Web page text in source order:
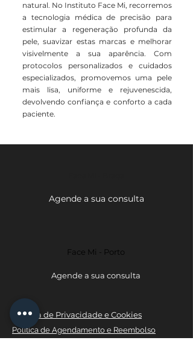
natural. No Instituto Face Mi, recorremos
a tecnologia médica de precisão para
estimular a regeneração profunda da
pele, suavizar estas marcas e melhorar
visivelmente a sua aparência. Com
protocolos personalizados e cuidados
especializados, promovemos uma pele
mais lisa, uniforme e rejuvenescida,
devolvendo confiança e conforto a cada
paciente.
Agende a sua consulta
Face Mi - Porto
Agende a sua consulta
Política de Privacidade e Cookies
Política de Agendamento e Reembolso